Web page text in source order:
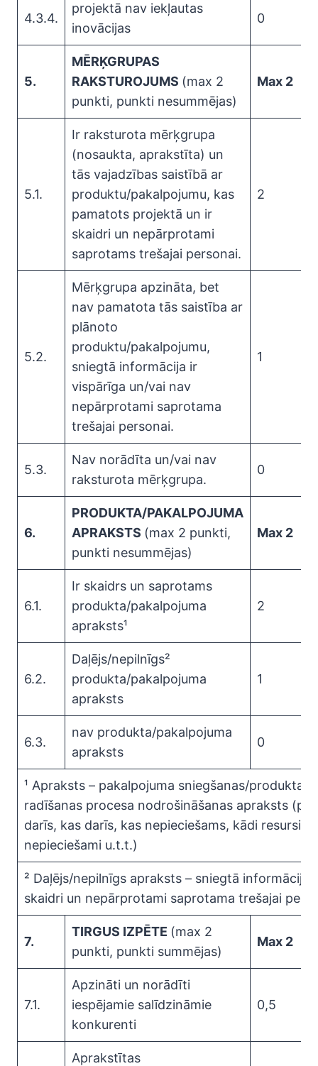
4.3.4.
projektā nav iekļautas
inovācijas
0
5.
MĒRĶGRUPAS
RAKSTUROJUMS (max 2
punkti, punkti nesummējas)
Max 2
5.1.
Ir raksturota mērķgrupa
(nosaukta, aprakstīta) un
tās vajadzības saistībā ar
produktu/pakalpojumu, kas
pamatots projektā un ir
skaidri un nepārprotami
saprotams trešajai personai.
2
5.2.
Mērķgrupa apzināta, bet
nav pamatota tās saistība ar
plānoto
produktu/pakalpojumu,
sniegtā informācija ir
vispārīga un/vai nav
nepārprotami saprotama
trešajai personai.
1
5.3.
Nav norādīta un/vai nav
raksturota mērķgrupa.
0
6.
PRODUKTA/PAKALPOJUMA
APRAKSTS (max 2 punkti,
punkti nesummējas)
Max 2
6.1.
Ir skaidrs un saprotams
produkta/pakalpojuma
apraksts¹
2
6.2.
Daļējs/nepilnīgs²
produkta/pakalpojuma
apraksts
1
6.3.
nav produkta/pakalpojuma
apraksts
0
¹ Apraksts – pakalpojuma sniegšanas/produkta
radīšanas procesa nodrošināšanas apraksts
darīs, kas darīs, kas nepieciešams, kādi resursi
nepieciešami u.t.t.)
² Daļējs/nepilnīgs apraksts – sniegtā informācija
skaidri un nepārprotami saprotama trešajai
7.
TIRGUS IZPĒTE (max 2
punkti, punkti summējas)
Max 2
7.1.
Apzināti un norādīti
iespējamie salīdzināmie
konkurenti
0,5
Aprakstītas